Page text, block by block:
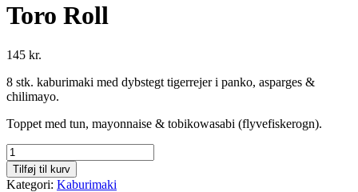
Toro Roll
145 kr.
8 stk. kaburimaki med dybstegt tigerrejer i panko, asparges &
chilimayo.
Toppet med tun, mayonnaise & tobikowasabi (flyvefiskerogn).
Toro
Roll
antal
Tilføj til kurv
Kategori: Kaburimaki